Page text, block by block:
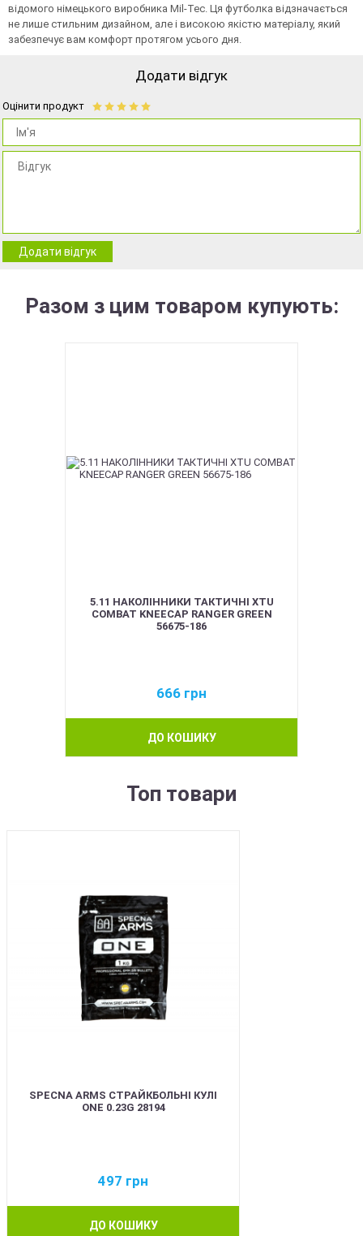
відомого німецького виробника Mil-Tec. Ця футболка відзначається
не лише стильним дизайном, але і високою якістю матеріалу, який
забезпечує вам комфорт протягом усього дня.
Додати відгук
Оцінити продукт
Додати відгук
Разом з цим товаром купують:
5.11 НАКОЛІННИКИ ТАКТИЧНІ XTU
COMBAT KNEECAP RANGER GREEN
56675-186
666 грн
ДО КОШИКУ
Топ товари
SPECNA ARMS СТРАЙКБОЛЬНІ КУЛІ
ONE 0.23G 28194
497 грн
ДО КОШИКУ